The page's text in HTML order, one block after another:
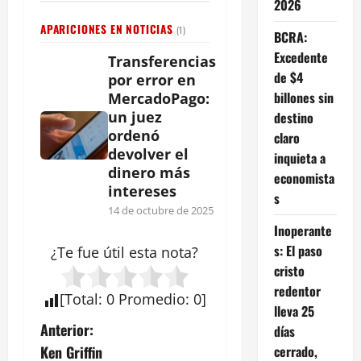
APARICIONES EN NOTICIAS (1)
Transferencias
por error en
MercadoPago:
un juez
ordenó
devolver el
dinero más
intereses
14 de octubre de 2025
¿Te fue útil esta nota?
[Total: 0 Promedio: 0]
N
Anterior:
Ken Griffin
2026
BCRA:
Excedente
de $4
billones sin
destino
claro
inquieta a
economista
s
Inoperante
s: El paso
cristo
redentor
lleva 25
días
cerrado,